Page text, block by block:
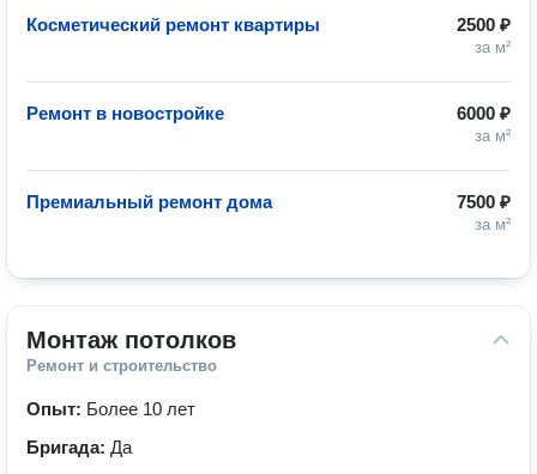
2500 ₽
за м²
Косметический ремонт квартиры
6000 ₽
за м²
Ремонт в новостройке
7500 ₽
за м²
Премиальный ремонт дома
Монтаж потолков
Ремонт и строительство
Опыт: Более 10 лет
Бригада: Да